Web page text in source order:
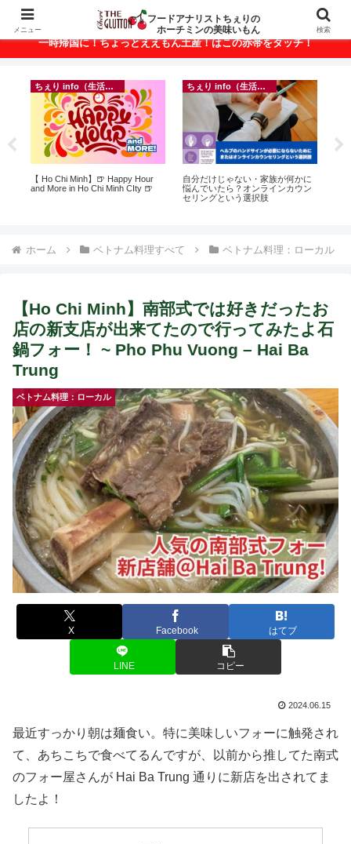
ベトナム・ホーチミンの美味いもんが満載！
一時帰国に！ちょっとええもん土産！はこの赤帯をタッチ！
ちぇり info（生活情報）
【 Ho Chi Minh】🍺 Happy Hour
and More in Ho Chi Minh CIty 🍺
ちぇり info（生活情報）
自分だけじゃない・家族が何かに
悩んでいたら？オンラインカウン
セリングという選択肢
ホーム ベトナム料理すべて ベトナム料理：ローカル
【Ho Chi Minh】南部式では好きだったお
店の新支店が出来てたので行ってみたよ石
鍋フォー！ ~ Pho Phu Vuong – Hai Ba
Trung
ベトナム料理：ローカル
X Facebook はてブ
LINE コピー
2024.06.15
最近すっかり朝は麺食い。特に美味しいフォーに触発され
て、あちこちで食べてるんですが、以前から推してた南式
のフォー屋さんが Hai Ba Trung 通りに新店を出されてま
したよ！
メニュー
フードアナリストちぇりの
ホーチミンの美味いもん
検索